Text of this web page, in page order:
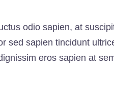
odio sapien, at
sed sapien tincidunt
eros sapien at